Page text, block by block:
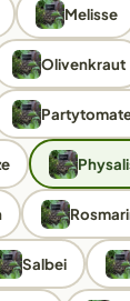
Melisse
Olivenkraut
Salbei